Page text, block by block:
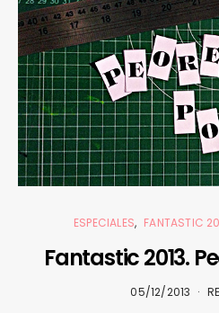
ESPECIALES FANTASTIC
Fantastic 2013.
05/12/2013